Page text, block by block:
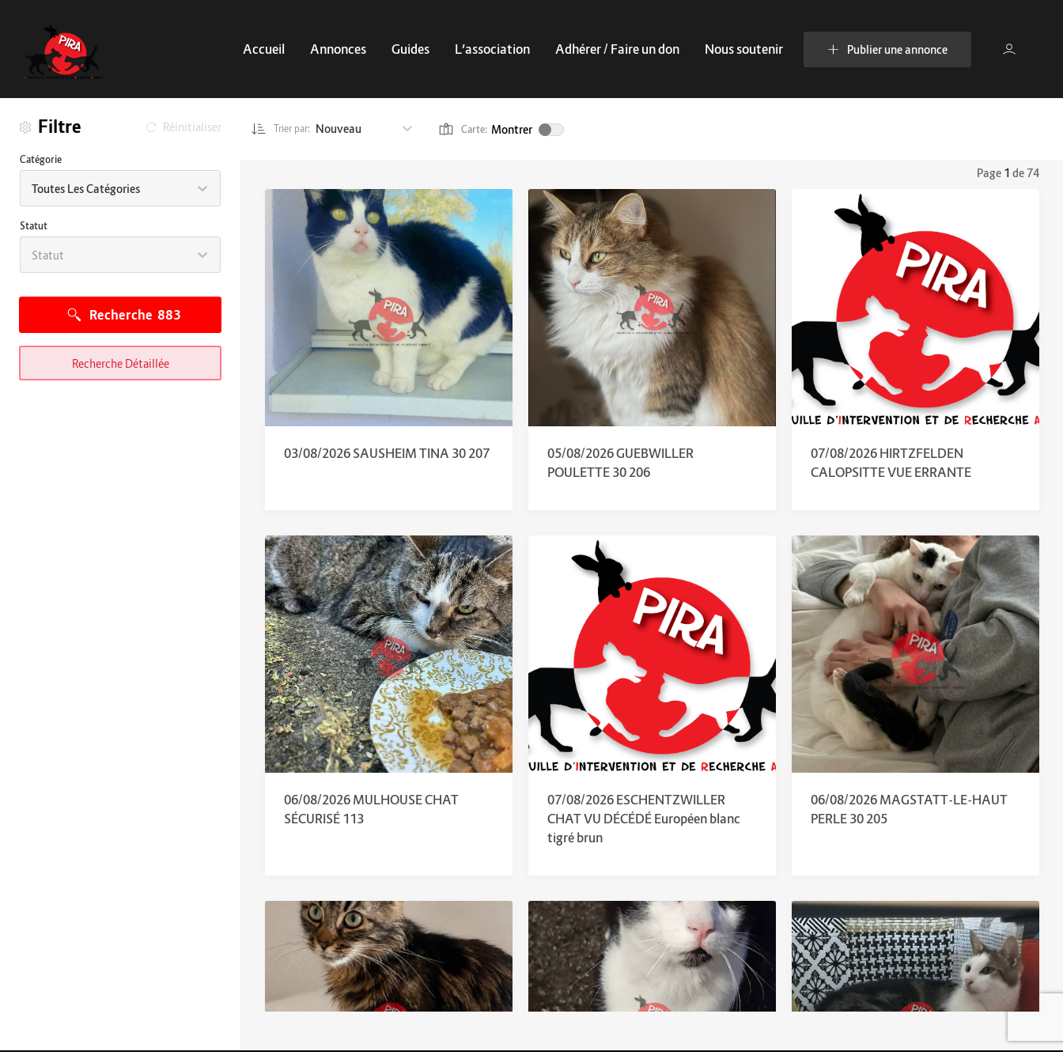
Accueil Annonces Guides L’association Adhérer / Faire un don Nous soutenir Publier une annonce
Filtre Réinitialiser
Catégorie
Toutes Les Catégories
Statut
Statut
Recherche 883
Recherche Détaillée
Trier par: Nouveau Carte: Montrer
Page 1 de 74
03/08/2026 SAUSHEIM TINA 30 207
05/08/2026 GUEBWILLER
POULETTE 30 206
07/08/2026 HIRTZFELDEN
CALOPSITTE VUE ERRANTE
06/08/2026 MULHOUSE CHAT
SÉCURISÉ 113
07/08/2026 ESCHENTZWILLER
CHAT VU DÉCÉDÉ Européen blanc
tigré brun
06/08/2026 MAGSTATT-LE-HAUT
PERLE 30 205